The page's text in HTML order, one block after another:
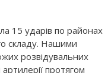
15 ударів по районах
складу. Нашими
розвідувальних
протягом